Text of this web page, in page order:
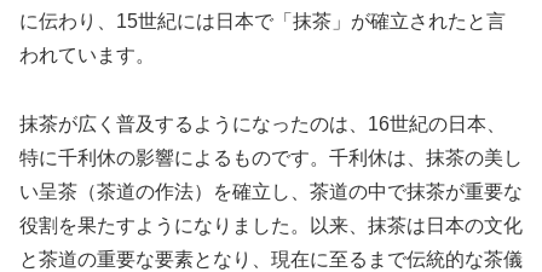
に伝わり、15世紀には日本で「抹茶」が確立されたと言
われています。
抹茶が広く普及するようになったのは、16世紀の日本、
特に千利休の影響によるものです。千利休は、抹茶の美し
い呈茶（茶道の作法）を確立し、茶道の中で抹茶が重要な
役割を果たすようになりました。以来、抹茶は日本の文化
と茶道の重要な要素となり、現在に至るまで伝統的な茶儀